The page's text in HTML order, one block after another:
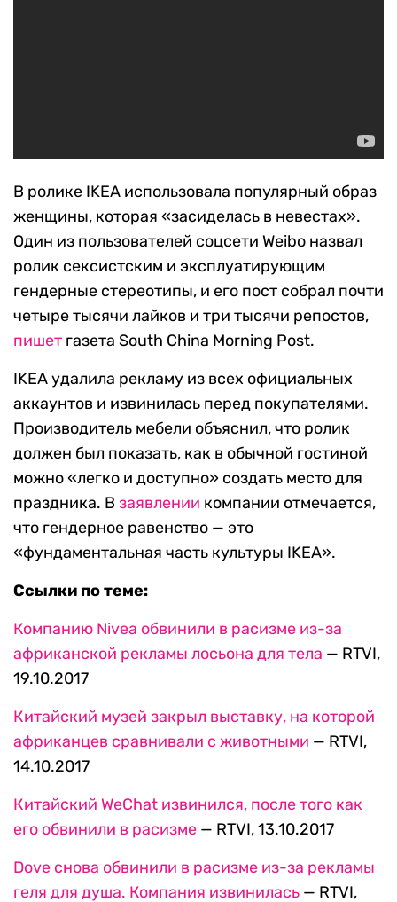
В ролике IKEA использовала популярный образ
женщины, которая «засиделась в невестах».
Один из пользователей соцсети Weibo назвал
ролик сексистским и эксплуатирующим
гендерные стереотипы, и его пост собрал почти
четыре тысячи лайков и три тысячи репостов,
пишет газета South China Morning Post.
IKEA удалила рекламу из всех официальных
аккаунтов и извинилась перед покупателями.
Производитель мебели объяснил, что ролик
должен был показать, как в обычной гостиной
можно «легко и доступно» создать место для
праздника. В заявлении компании отмечается,
что гендерное равенство — это
«фундаментальная часть культуры IKEA».
Ссылки по теме:
Компанию Nivea обвинили в расизме из-за
африканской рекламы лосьона для тела — RTVI,
19.10.2017
Китайский музей закрыл выставку, на которой
африканцев сравнивали с животными — RTVI,
14.10.2017
Китайский WeChat извинился, после того как
его обвинили в расизме — RTVI, 13.10.2017
Dove снова обвинили в расизме из-за рекламы
геля для душа. Компания извинилась — RTVI,